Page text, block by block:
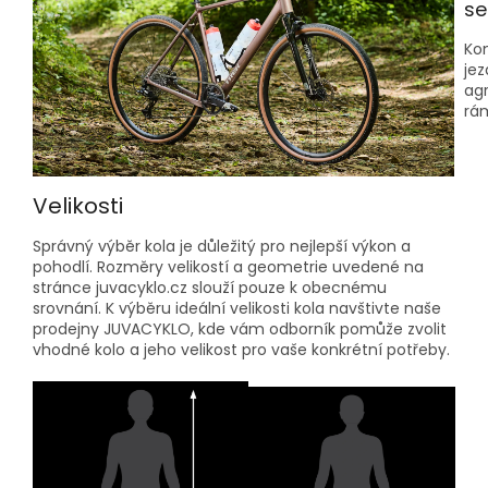
Velikosti
Správný výběr kola je důležitý pro nejlepší výkon a
pohodlí. Rozměry velikostí a geometrie uvedené na
stránce juvacyklo.cz slouží pouze k obecnému
srovnání. K výběru ideální velikosti kola navštivte naše
prodejny JUVACYKLO, kde vám odborník pomůže zvolit
vhodné kolo a jeho velikost pro vaše konkrétní potřeby.